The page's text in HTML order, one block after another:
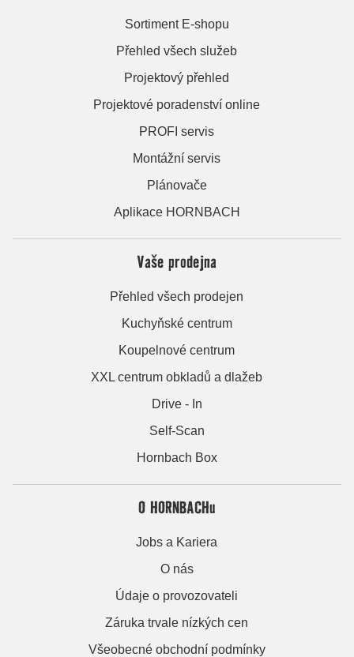
Sortiment E-shopu
Přehled všech služeb
Projektový přehled
Projektové poradenství online
PROFI servis
Montážní servis
Plánovače
Aplikace HORNBACH
Vaše prodejna
Přehled všech prodejen
Kuchyňské centrum
Koupelnové centrum
XXL centrum obkladů a dlažeb
Drive - In
Self-Scan
Hornbach Box
O HORNBACHu
Jobs a Kariera
O nás
Údaje o provozovateli
Záruka trvale nízkých cen
Všeobecné obchodní podmínky